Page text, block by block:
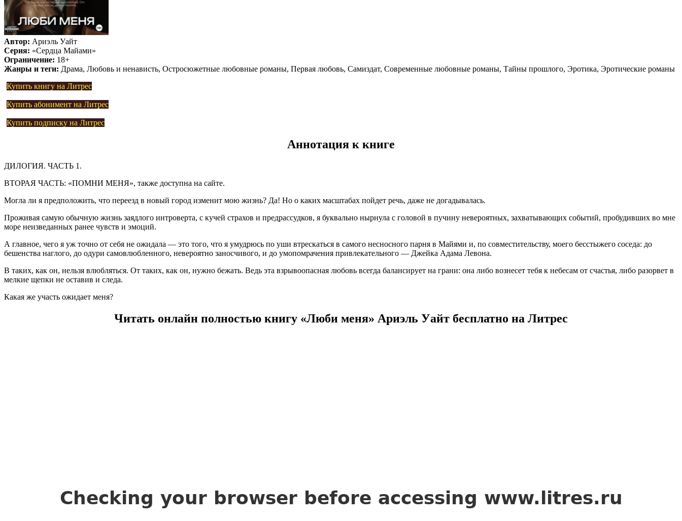
Автор: Ариэль Уайт
Серия: «Сердца Майами»
Ограничение: 18+
Жанры и теги: Драма, Любовь и ненависть, Остросюжетные любовные романы, Первая любовь, Самиздат, Современные любовные романы, Тайны прошлого, Эротика, Эротические романы
Купить книгу на Литрес
Купить абонимент на Литрес
Купить подписку на Литрес
Аннотация к книге
ДИЛОГИЯ. ЧАСТЬ 1.
ВТОРАЯ ЧАСТЬ: «ПОМНИ МЕНЯ», также доступна на сайте.
Могла ли я предположить, что переезд в новый город изменит мою жизнь? Да! Но о каких масштабах пойдет речь, даже не догадывалась.
Проживая самую обычную жизнь заядлого интроверта, с кучей страхов и предрассудков, я буквально нырнула с головой в пучину невероятных, захватывающих событий, пробудивших во мне
море неизведанных ранее чувств и эмоций.
А главное, чего я уж точно от себя не ожидала — это того, что я умудрюсь по уши втрескаться в самого несносного парня в Майями и, по совместительству, моего бесстыжего соседа: до
бешенства наглого, до одури самовлюбленного, невероятно заносчивого, и до умопомрачения привлекательного — Джейка Адама Левона.
В таких, как он, нельзя влюбляться. От таких, как он, нужно бежать. Ведь эта взрывоопасная любовь всегда балансирует на грани: она либо вознесет тебя к небесам от счастья, либо разорвет в
мелкие щепки не оставив и следа.
Какая же участь ожидает меня?
Читать онлайн полностью книгу «Люби меня» Ариэль Уайт бесплатно на Литрес